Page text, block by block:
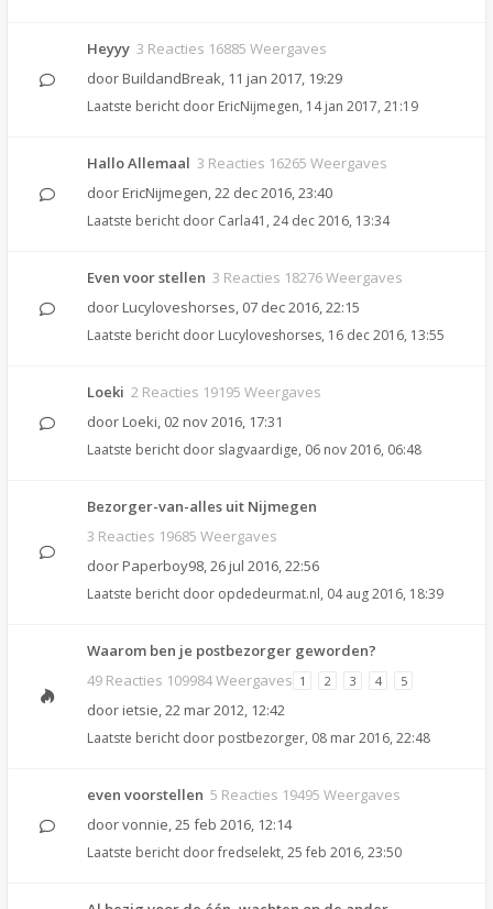
Heyyy 3 Reacties 16885 Weergaves
door BuildandBreak, 11 jan 2017, 19:29
Laatste bericht door EricNijmegen, 14 jan 2017, 21:19
Hallo Allemaal 3 Reacties 16265 Weergaves
door EricNijmegen,22 dec 2016, 23:40
Laatste bericht door Carla41 , 24 dec 2016, 13:34
Even voor stellen 3 Reacties 18276 Weergaves
door Lucyloveshorses, 07 dec 2016, 22:15
Laatste bericht door Lucyloveshorses, 16 dec 2016, 13:55
Loeki 2 Reacties 19195 Weergaves
door Loeki, 02 nov 2016, 17:31
Laatste bericht door slagvaardige, 06 nov 2016, 06:48
Bezorger-van-alles uit Nijmegen
3 Reacties 19685 Weergaves
door Paperboy98,26 jul 2016, 22:56
Laatste bericht door opdedeurmat.nl, 04 aug 2016, 18:39
Waarom ben je postbezorger geworden?
49 Reacties 109984 Weergaves 1 2 3 4 5
door ietsie,22 mar 2012, 12:42
Laatste bericht door postbezorger, 08 mar 2016, 22:48
even voorstellen 5 Reacties 19495 Weergaves
doorvonnie,25 feb 2016, 12:14
Laatste bericht doorfredselekt, 25 feb 2016, 23:50